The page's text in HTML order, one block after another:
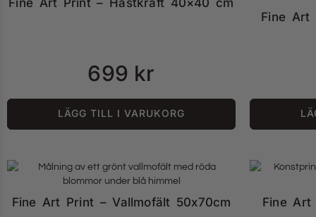
699 kr
LÄGG TILL I VARUKORG
Fine Art
Fine Art Print – Vallmofält 50x70cm
Fine